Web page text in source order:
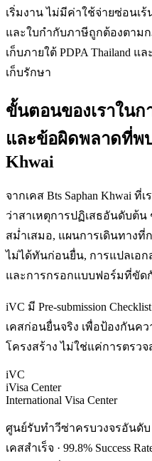
เริ่มงาน ไม่มีค่าใช้จ่ายซ่อนเ
และใบกำกับภาษีถูกต้องตาม
เก็บภายใต้ PDPA Thailand แ
เก็บรักษา
ขั้นตอนของเราในก
และข้อผิดพลาดที่พ
Khwai
จากเคส Bts Saphan Khwai
ว่าสาเหตุการปฏิเสธอันดับต้น
สม่ำเสมอ, แผนการเดินทางที่
ไม่ได้ทันก่อนยื่น, การแปลเอก
และการกรอกแบบฟอร์มที่ขัด
iVC มี Pre-submission
เคสก่อนยื่นจริง เพื่อป้องกันค
โครงสร้าง ไม่ใช่แค่การตรวจ
iVC
iVisa Center
International Visa Center
ศูนย์รับทำวีซ่าครบวงจรอันดับ
เคสสำเร็จ · 99.8% Success